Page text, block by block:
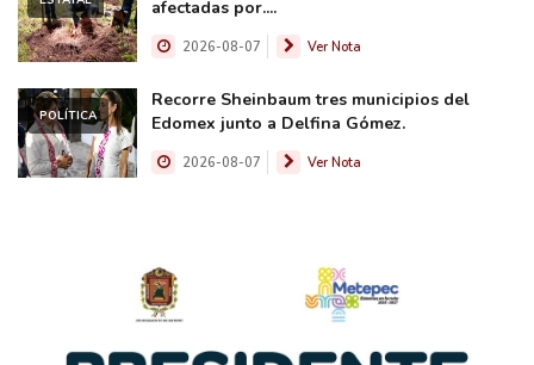
afectadas por....
2026-08-07 Ver Nota
POLÍTICA
Recorre Sheinbaum tres municipios del
Edomex junto a Delfina Gómez.
2026-08-07 Ver Nota